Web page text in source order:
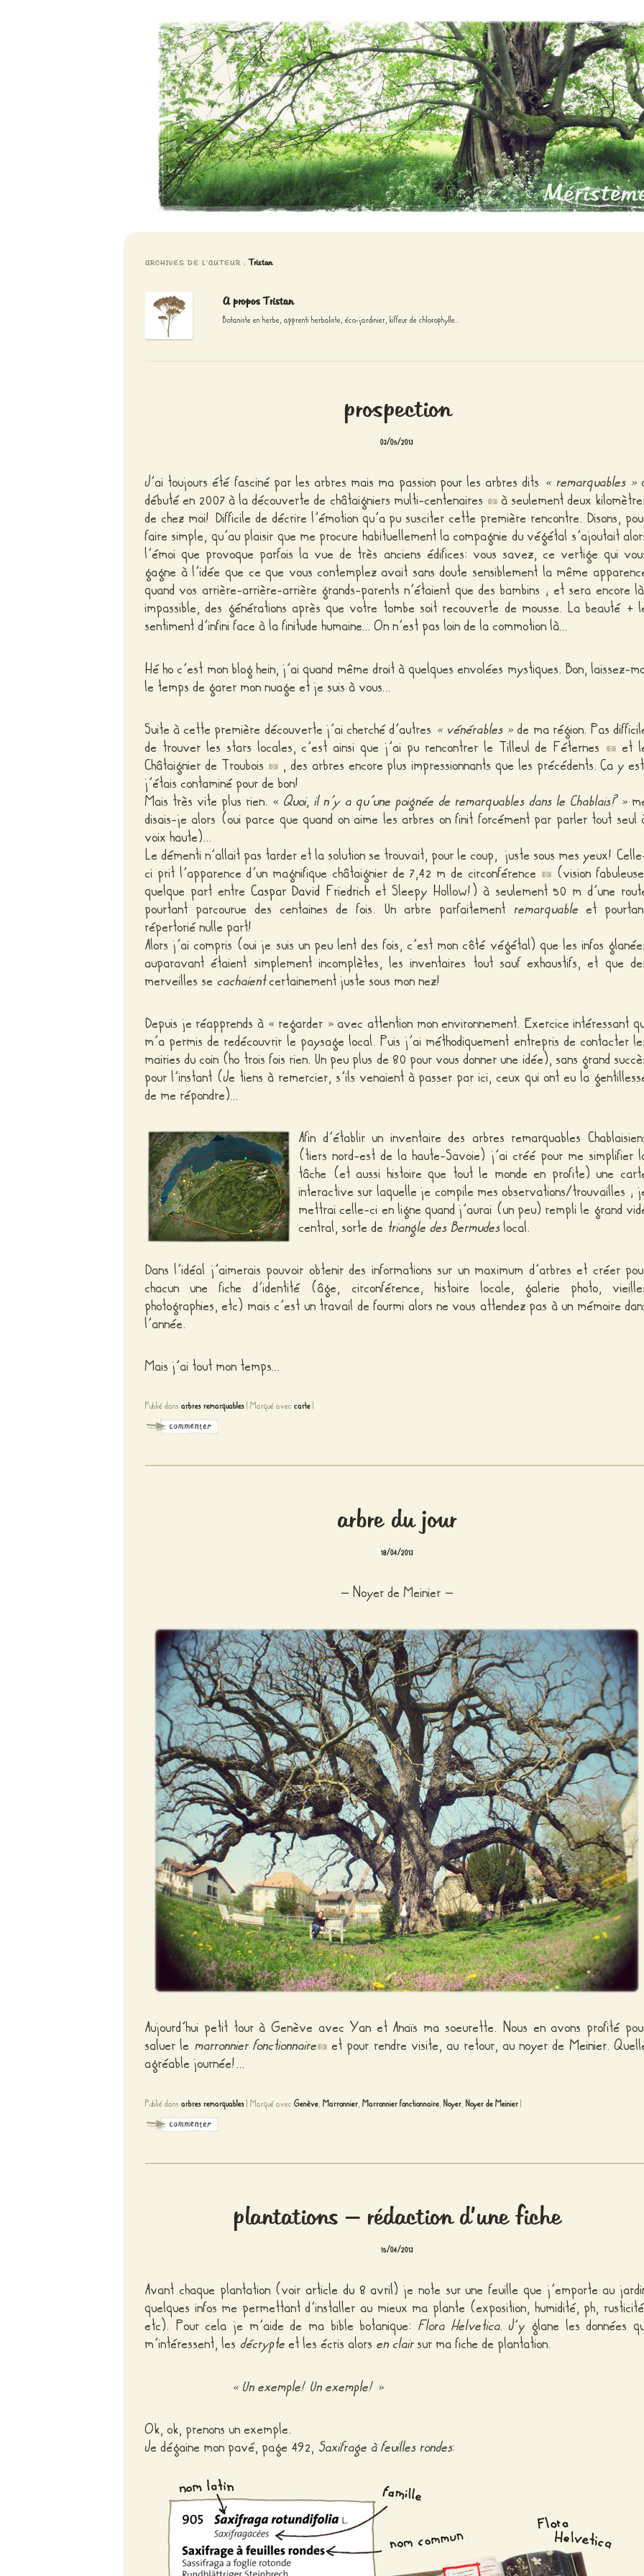
Meristemes
ARCHIVES DE L’AUTEUR : Tristan
A propos Tristan
Botaniste en herbe, apprenti herbaliste, éco-jardinier, kiffeur de chlorophylle...
prospection
03/05/2013
J’ai toujours été fasciné par les arbres mais ma passion pour les arbres dits « remarquables »
débuté en 2007 à la découverte de châtaigniers multi-centenaires
à seulement deux
de chez moi! Difficile de décrire l’émotion qu’a pu susciter cette première rencontre. Disons,
faire simple, qu’au plaisir que me procure habituellement la compagnie du végétal s’ajoutait
l’émoi que provoque parfois la vue de très anciens édifices: vous savez, ce vertige qui
gagne à l’idée que ce que vous contemplez avait sans doute sensiblement la même
quand vos arrière-arrière-arrière grands-parents n’étaient que des bambins ; et sera encore
impassible, des générations après que votre tombe soit recouverte de mousse. La beauté +
sentiment d’infini face à la finitude humaine… On n’est pas loin de la commotion là…
Hé ho c’est mon blog hein, j’ai quand même droit à quelques envolées mystiques. Bon, laissez-
le temps de garer mon nuage et je suis à vous…
Suite à cette première découverte j’ai cherché d’autres « vénérables »de ma région. Pas
de trouver les stars locales, c’est ainsi que j’ai pu rencontrer le Tilleul de Féternes
et
Châtaignier de Troubois
, des arbres encore plus impressionnants que les précédents. Ça y
j’étais contaminé pour de bon!
Mais très vite plus rien. « Quoi, il n’y a qu’une poignée de remarquables dans le Chablais? »
disais-je alors (oui parce que quand on aime les arbres on finit forcément par parler tout seul
voix haute)...
Le démenti n’allait pas tarder et la solution se trouvait, pour le coup, juste sous mes yeux!
ci prit l’apparence d’un magnifique châtaignier de 7,42 m de circonférence
(vision
quelque part entreCaspar David Friedrich et Sleepy Hollow!) à seulement 50 m d’une
pourtant parcourue des centaines de fois. Un arbre parfaitement remarquable et
répertorié nulle part!
Alors j’ai compris (oui je suis un peu lent des fois, c’est mon côté végétal) que les infos
auparavant étaient simplement incomplètes, les inventaires tout sauf exhaustifs, et que
merveilles se cachaientcertainement juste sous mon nez!
Depuis je réapprends à « regarder » avec attention mon environnement. Exercice intéressant
m’a permis de redécouvrir le paysage local. Puis j’ai méthodiquement entrepris de contacter
mairies du coin (ho trois fois rien. Un peu plus de 80 pour vous donner une idée), sans grand
pour l’instant (Je tiens à remercier, s’ils venaient à passer par ici, ceux qui ont eu la
de me répondre)…
Afin d’établir un inventaire des arbres remarquables
(tiers nord-est de la haute-Savoie) j’ai créé pour me simplifier
tâche (et aussi histoire que tout le monde en profite) une
interactive sur laquelle je compile mes observations/trouvailles ;
mettrai celle-ci en ligne quand j’aurai (un peu) rempli le grand
central, sorte de triangle des Bermudeslocal.
Dans l’idéal j’aimerais pouvoir obtenir des informations sur un maximum d’arbres et créer
chacun une fiche d’identité (âge, circonférence, histoire locale, galerie photo,
photographies, etc) mais c’est un travail de fourmi alors ne vous attendez pas à un mémoire
l’année.
Mais j’ai tout mon temps…
Publié dans arbres remarquables Marqué avec carte
arbre du jour
18/04/2013
– Noyer de Meinier –
Aujourd’hui petit tour à Genève avec Yan et Anaïs ma soeurette. Nous en avons profité
saluer le marronnier fonctionnaire et pour rendre visite, au retour, au noyer deMeinier.
agréable journée!…
Publié dans arbres remarquables Marqué avec Genève, Marronnier, Marronnier fonctionnaire, Noyer, Noyer de Meinier
plantations – rédaction d’une fiche
15/04/2013
Avant chaque plantation (voirarticle du 8 avril) je note sur une feuille que j’emporte au
quelques infos me permettant d’installer au mieux ma plante (exposition, humidité, ph,
etc). Pour cela je m’aide de ma bible botanique: Flora Helvetica. J’y glane les données
m’intéressent, les décrypteet les écris alors en clairsur ma fiche de plantation.
« Un exemple! Un exemple! »
Ok, ok, prenons un exemple.
Je dégaine mon pavé, page 492, Saxifrage à feuilles rondes: